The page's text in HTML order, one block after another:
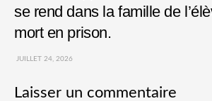
se rend dans la famille de
mort en prison.
JUILLET 24, 2026
Laisser un commentaire